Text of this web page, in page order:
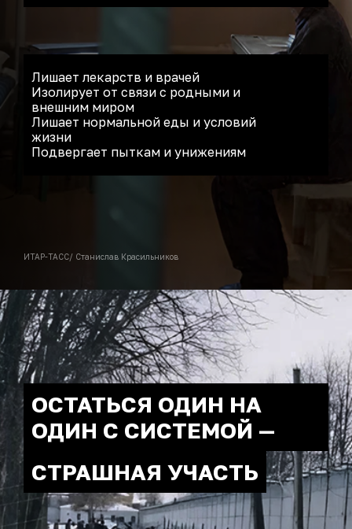
Лишает лекарств и врачей
Изолирует от связи с родными и
внешним миром
Лишает нормальной еды и условий
жизни
Подвергает пыткам и унижениям
ИТАР-ТАСС/ Станислав Красильников
ОСТАТЬСЯ ОДИН НА
ОДИН С СИСТЕМОЙ —
СТРАШНАЯ УЧАСТЬ